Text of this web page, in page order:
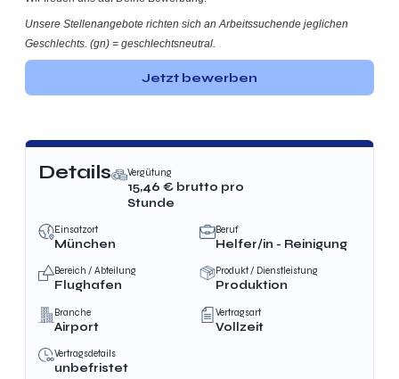
Unsere Stellenangebote richten sich an Arbeitssuchende jeglichen
Geschlechts. (gn) = geschlechtsneutral.
Jetzt bewerben
Details Vergütung
15,46 € brutto pro
Stunde
Einsatzort
München
Beruf
Helfer/in - Reinigung
Bereich / Abteilung
Flughafen
Produkt / Dienstleistung
Produktion
Branche
Airport
Vertragsart
Vollzeit
Vertragsdetails
unbefristet